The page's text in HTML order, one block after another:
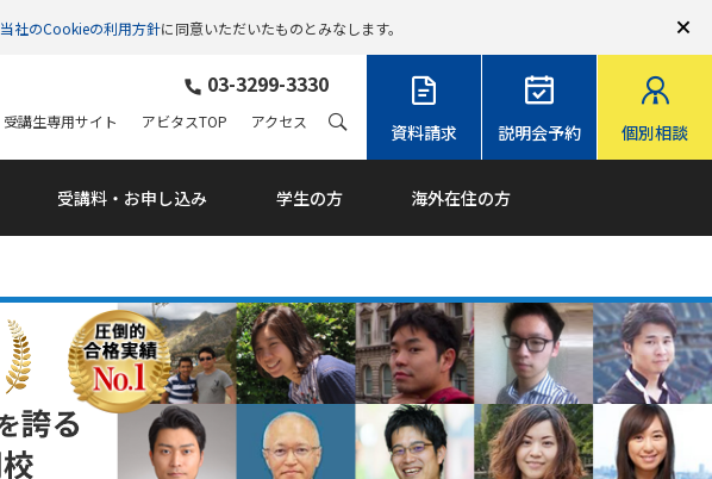
当社のCookieの利用方針に同意いただいたものとみなします。
資料請求 説明会予約 個別相談
03-3299-3330
受講料・ お申し込み 学生の方 海外在住の方
受講生専用サイト アビタスTOP アクセス